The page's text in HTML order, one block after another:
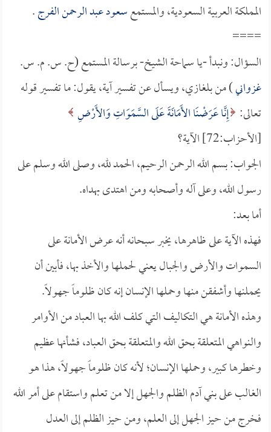
المملكة العربية السعودية، والمستمعسعود عبد الرحمن الفرج.
====
السؤال: ونبدأ -يا سماحة الشيخ- برسالة المستمع (ح. س. م. س.
غزواني) من بلغازي، ويسأل عن تفسير آية، يقول: ما تفسير قوله
تعالى: إِنَّا عَرَضْنَا الأَمَانَةَ عَلَى السَّمَوَاتِ وَالأَرْضِ
[الأحزاب:72] الآية؟
الجواب: بسم الله الرحمن الرحيم، الحمد لله، وصلى الله وسلم على
رسول الله، وعلى آله وأصحابه ومن اهتدى بهداه.
أما بعد:
فهذه الآية على ظاهرها، يخبر سبحانه أنه عرض الأمانة على
السموات والأرض والجبال يعني لحملها والأخذ بها، فأبين أن
يحملنها وأشفقن منها وحملها الإنسان إنه كان ظلوماً جهولاً.
وهذه الأمانة هي التكاليف التي كلف الله بها العباد من الأوامر
والنواهي المتعلقة بحق الله والمتعلقة بحق العباد، فشأنها عظيم
وخطرها كبير، وحملها الإنسان؛ لأنه كان ظلوماً جهولاً، هذا هو
الغالب على بني آدم الظلم والجهل إلا من تعلم واستقام على أمر الله
فخرج من حيز الجهل إلى العلم، ومن حيز الظلم إلى العدل